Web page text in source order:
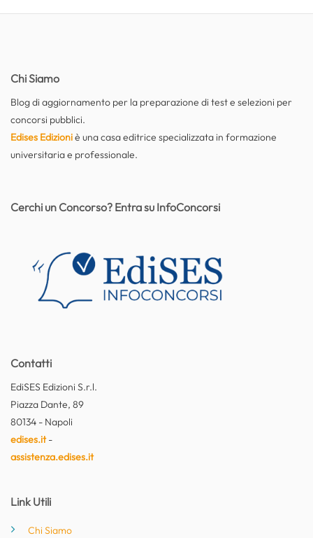
Chi Siamo
Blog di aggiornamento per la preparazione di test e selezioni per
concorsi pubblici.
Edises Edizioniè una casa editrice specializzata in formazione
universitaria e professionale.
Contatti
EdiSES Edizioni S.r.l.
Piazza Dante, 89
80134 - Napoli
edises.it-
assistenza.edises.it
Link Utili
Chi Siamo
Cerchi un Concorso? Entra su InfoConcorsi